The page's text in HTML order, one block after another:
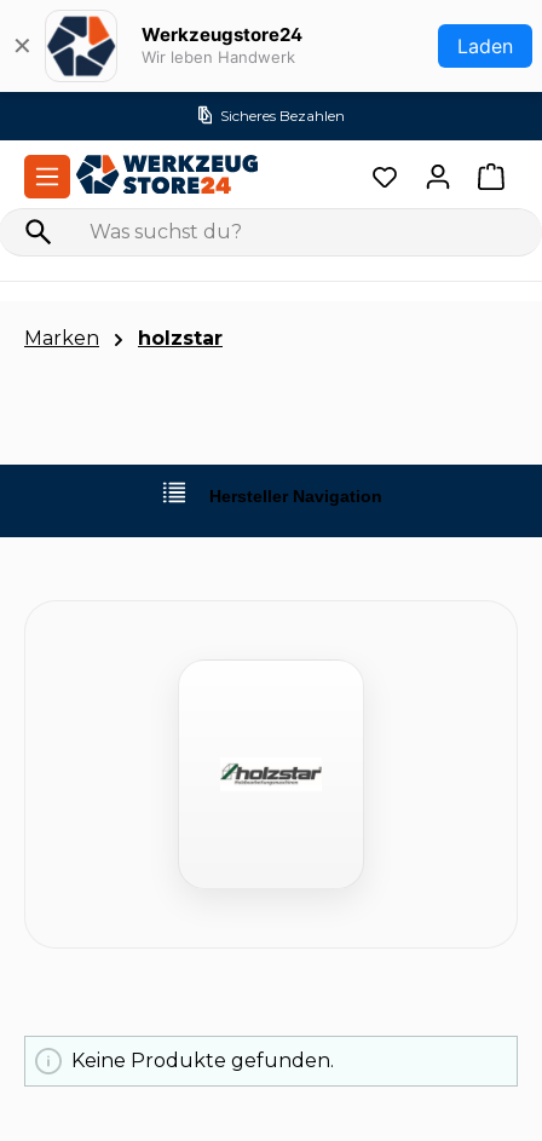
Zum Hauptinhalt springen
✕ Werkzeugstore24
Wir leben Handwerk Laden
Sicheres Bezahlen
Marken holzstar
Hersteller Navigation
Keine Produkte gefunden.